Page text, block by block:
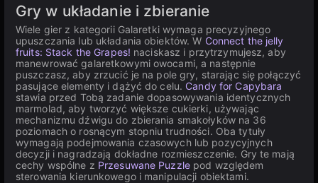
Gry w układanie i zbieranie
Wiele gier z kategorii Galaretki wymaga precyzyjnego
upuszczania lub układania obiektów. W Connect the jelly
fruits: Stack the Grapes! naciskasz i przytrzymujesz, aby
manewrować galaretkowymi owocami, a następnie
puszczasz, aby zrzucić je na pole gry, starając się połączyć
pasujące elementy i dążyć do celu. Candy for Capybara
stawia przed Tobą zadanie dopasowywania identycznych
marmolad, aby tworzyć większe cukierki, używając
mechanizmu dźwigu do zbierania smakołyków na 36
poziomach o rosnącym stopniu trudności. Oba tytuły
wymagają podejmowania czasowych lub pozycyjnych
decyzji i nagradzają dokładne rozmieszczenie. Gry te mają
cechy wspólne z Przesuwane Puzzlepod względem
sterowania kierunkowego i manipulacji obiektami.